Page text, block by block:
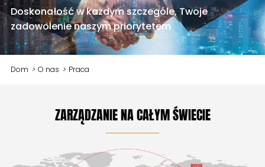
Doskonałość w każdym szczególe, Twoje
zadowolenie naszym priorytetem
Dom > O nas > Praca
ZARZĄDZANIE NA CAŁYM ŚWIECIE